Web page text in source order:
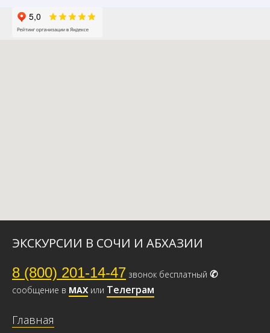
ЭКСКУРСИИ В СОЧИ И АБХАЗИИ
8 (800) 201-14-47 звонок бесплатный ✆
сообщение в МАХ или Телеграм
Главная